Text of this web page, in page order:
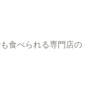
食べられる専門店の